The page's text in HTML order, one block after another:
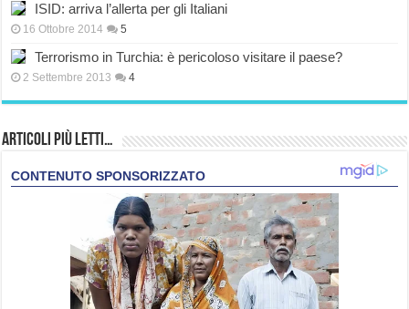
ISID: arriva l’allerta per gli Italiani
16 Ottobre 2014 5
Terrorismo in Turchia: è pericoloso visitare il paese?
2 Settembre 2013 4
Articoli più Letti…